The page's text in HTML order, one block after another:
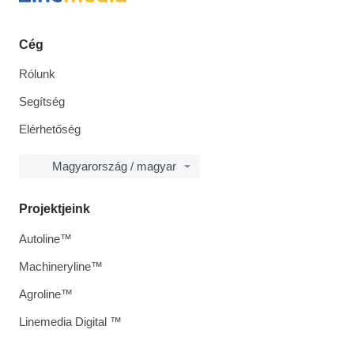
Cég
Rólunk
Segítség
Elérhetőség
Magyarország / magyar
Projektjeink
Autoline™
Machineryline™
Agroline™
Linemedia Digital ™